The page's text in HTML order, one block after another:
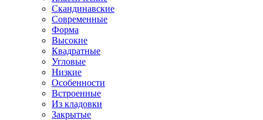
Скандинавские
Современные
Форма
Высокие
Квадратные
Угловые
Низкие
Особенности
Встроенные
Из кладовки
Закрытые